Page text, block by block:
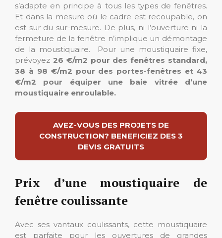
s’adapte en principe à tous les types de fenêtres.
Et dans la mesure où le cadre est recoupable, on
est sur du sur-mesure. De plus, ni l’ouverture ni la
fermeture de la fenêtre n’implique un démontage
de la moustiquaire. Pour une moustiquaire fixe,
prévoyez 26 €/m2 pour des fenêtres standard,
38 à 98 €/m2 pour des portes-fenêtres et 43
€/m2 pour équiper une baie vitrée d’une
moustiquaire enroulable.
AVEZ-VOUS DES PROJETS DE
CONSTRUCTION? BENEFICIEZ DES 3
DEVIS GRATUITS
Prix d’une moustiquaire de
fenêtre coulissante
Avec ses vantaux coulissants, cette moustiquaire
est parfaite pour les ouvertures de grandes